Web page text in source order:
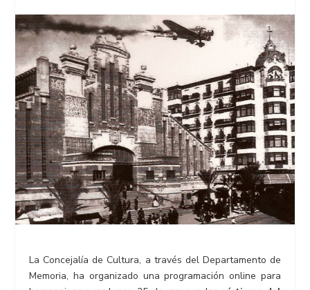
La Concejalía de Cultura, a través del Departamento de
Memoria, ha organizado una programación online para